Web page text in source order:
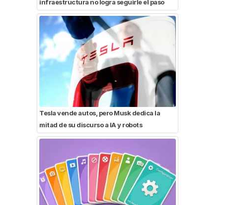
infraestructura no logra seguirle el paso
Tesla vende autos, pero Musk dedica la
mitad de su discurso a IA y robots